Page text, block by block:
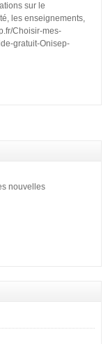
sur le
les enseignements,
Choisir-mes-
gratuit-Onisep-
nouvelles